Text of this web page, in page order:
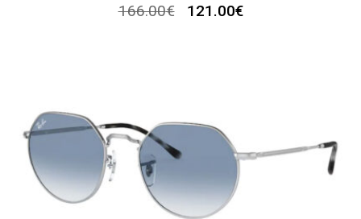
166.00€ 121.00€